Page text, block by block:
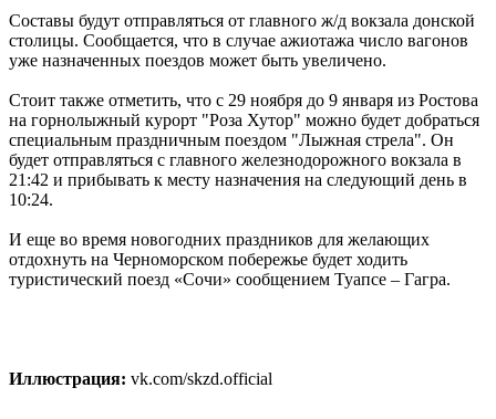
Составы будут отправляться от главного ж/д вокзала донской
столицы. Сообщается, что в случае ажиотажа число вагонов
уже назначенных поездов может быть увеличено.
Стоит также отметить, что с 29 ноября до 9 января из Ростова
на горнолыжный курорт "Роза Хутор" можно будет добраться
специальным праздничным поездом "Лыжная стрела". Он
будет отправляться с главного железнодорожного вокзала в
21:42 и прибывать к месту назначения на следующий день в
10:24.
И еще во время новогодних праздников для желающих
отдохнуть на Черноморском побережье будет ходить
туристический поезд «Сочи» сообщением Туапсе – Гагра.
Иллюстрация: vk.com/skzd.official